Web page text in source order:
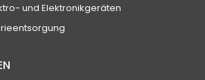
und Elektronikgeräten